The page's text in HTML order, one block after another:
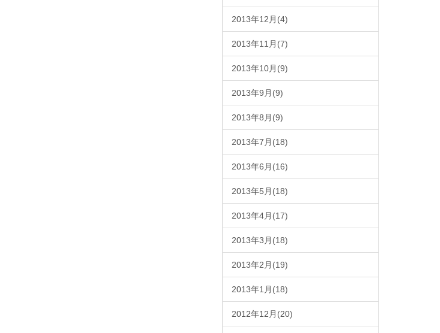
2013年12月(4)
2013年11月(7)
2013年10月(9)
2013年9月(9)
2013年8月(9)
2013年7月(18)
2013年6月(16)
2013年5月(18)
2013年4月(17)
2013年3月(18)
2013年2月(19)
2013年1月(18)
2012年12月(20)